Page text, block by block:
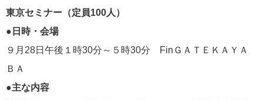
東京セミナー（定員100人）
●日時・会場
９月28日午後１時30分～５時30分 FinＧＡＴＥＫＡＹＡ
ＢＡ
●主な内容